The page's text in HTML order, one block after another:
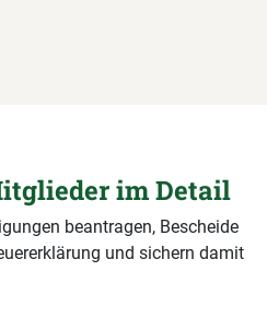
im Detail
beantragen, Bescheide
und sichern damit